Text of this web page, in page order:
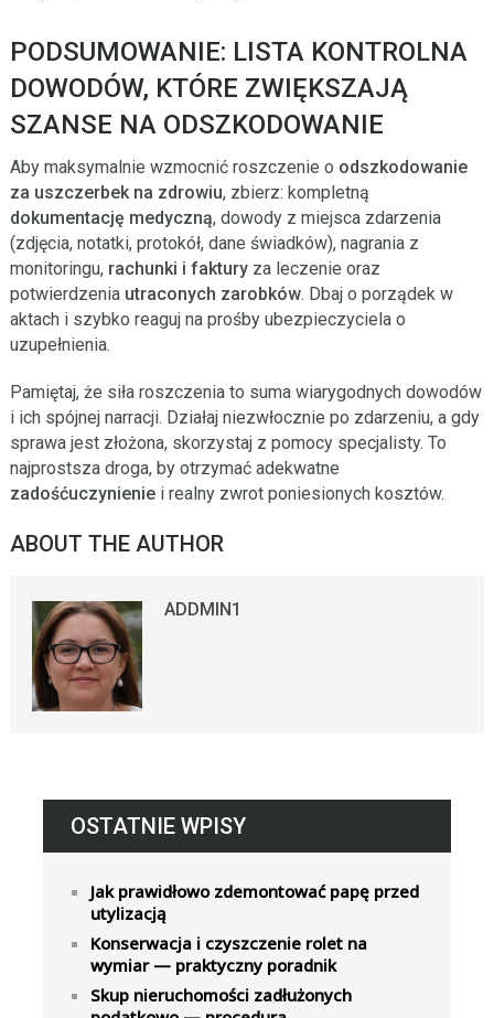
PODSUMOWANIE: LISTA KONTROLNA
DOWODÓW, KTÓRE ZWIĘKSZAJĄ
SZANSE NA ODSZKODOWANIE
Aby maksymalnie wzmocnić roszczenie o odszkodowanie
za uszczerbek na zdrowiu, zbierz: kompletną
dokumentację medyczną, dowody z miejsca zdarzenia
(zdjęcia, notatki, protokół, dane świadków), nagrania z
monitoringu, rachunki i fakturyza leczenie oraz
potwierdzenia utraconych zarobków. Dbaj o porządek w
aktach i szybko reaguj na prośby ubezpieczyciela o
uzupełnienia.
Pamiętaj, że siła roszczenia to suma wiarygodnych dowodów
i ich spójnej narracji. Działaj niezwłocznie po zdarzeniu, a gdy
sprawa jest złożona, skorzystaj z pomocy specjalisty. To
najprostsza droga, by otrzymać adekwatne
zadośćuczynieniei realny zwrot poniesionych kosztów.
ABOUT THE AUTHOR
ADDMIN1
OSTATNIE WPISY
Jak prawidłowo zdemontować papę przed
utylizacją
Konserwacja i czyszczenie rolet na
wymiar — praktyczny poradnik
Skup nieruchomości zadłużonych